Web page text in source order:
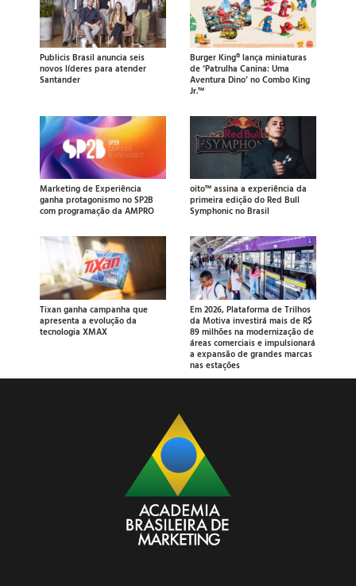
Publicis Brasil anuncia seis
novos líderes para atender
Santander
Burger King® lança miniaturas
de ‘Patrulha Canina: Uma
Aventura Dino’ no Combo King
Jr.™
Marketing de Experiência
ganha protagonismo no SP2B
com programação da AMPRO
oito™ assina a experiência da
primeira edição do Red Bull
Symphonic no Brasil
Tixan ganha campanha que
apresenta a evolução da
tecnologia XMAX
Em 2026, Plataforma de Trilhos
da Motiva investirá mais de R$
89 milhões na modernização de
áreas comerciais e impulsionará
a expansão de grandes marcas
nas estações